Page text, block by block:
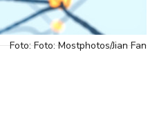
Foto: Foto: Mostphotos/Jian Fan